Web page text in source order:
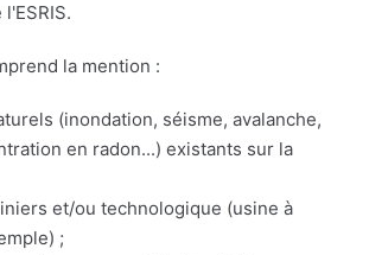
la mention :
(inondation, séisme, avalanche,
en radon...) existants sur la
et/ou technologique (usine à
;